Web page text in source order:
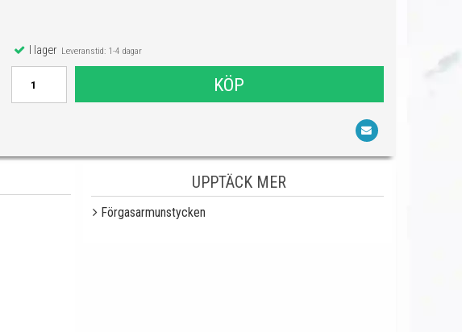
I lagerLeveranstid: 1-4 dagar
KÖP
UPPTÄCK MER
Förgasarmunstycken